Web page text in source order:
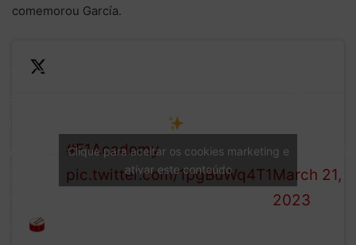
comemorou García.
final
#F1Academy
pic.twitter.com/1pgBuWq4T1 March 21,
2023
Clique para aceitar os cookies marketing e
ativar este conteúdo